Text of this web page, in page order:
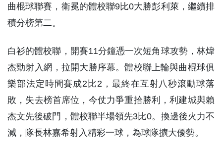
曲棍球聯賽，衛冕的體校聯9比0大勝彭利萊，繼續排
積分榜第二。
白衫的體校聯，開賽11分鐘憑一次短角球攻勢，林煒
杰勁射入網，拉開大勝序幕。體校聯上輪與曲棍球俱
樂部法定時間賽成2比2，最終在互射八秒滾動球落
敗，失去榜首席位，今仗力爭重拾勝利，利建城與賴
杰文先後破門，體校聯半場領先3比0。換邊後火力不
減，隊長林嘉希射入精彩一球，為球隊擴大優勢。